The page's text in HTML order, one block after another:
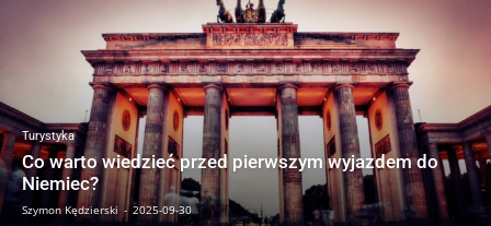
Turystyka
Co warto wiedzieć przed pierwszym wyjazdem do
Niemiec?
Szymon Kędzierski - 2025-09-30